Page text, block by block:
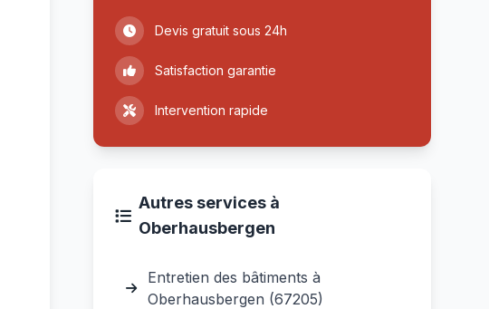
Devis gratuit sous 24h
Satisfaction garantie
Intervention rapide
Autres services à
Oberhausbergen
Entretien des bâtiments à
Oberhausbergen (67205)